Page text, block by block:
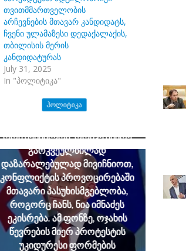
თვითმმართველობის
არჩევნების მთავარ კანდიდატს,
ჩვენი ულამაზესი დედაქალაქის,
თბილისის მერის
კანდიდატურას
July 31, 2025
In "პოლიტიკა"
ᲞᲝᲚᲘᲢᲘᲙᲐ
რომ შესაძლოა, ორივე მხარე
გარკვეულწილად
დაზარალებულად მივიჩნიოთ,
კონფლიქტის პროვოცირებაში
მთავარი პასუხისმგებლობა,
როგორც ჩანს, ნია იმნაძეს
ეკისრება. ამ ფონზე, ოჯახის
წევრების მიერ პროტესტის
უკიდურესი ფორმების